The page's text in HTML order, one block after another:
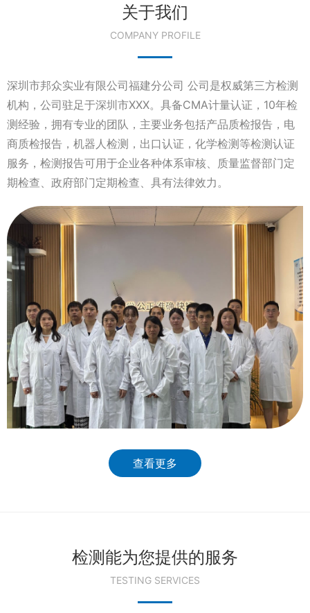
关于我们
COMPANY PROFILE
深圳市邦众实业有限公司福建分公司 公司是权威第三方检测
机构，公司驻足于深圳市XXX。具备CMA计量认证，10年检
测经验，拥有专业的团队，主要业务包括产品质检报告，电
商质检报告，机器人检测，出口认证，化学检测等检测认证
服务，检测报告可用于企业各种体系审核、质量监督部门定
期检查、政府部门定期检查、具有法律效力。
查看更多
检测能为您提供的服务
TESTING SERVICES